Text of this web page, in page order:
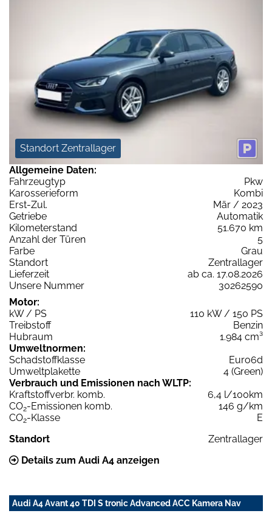
Standort Zentrallager
Allgemeine Daten:
Fahrzeugtyp
Pkw
Karosserieform
Kombi
Erst-Zul.
Mär / 2023
Getriebe
Automatik
Kilometerstand
51.670 km
Anzahl der Türen
5
Farbe
Grau
Standort
Zentrallager
Lieferzeit
ab ca. 17.08.2026
Unsere Nummer
30262590
Motor:
kW / PS
110 kW / 150 PS
Treibstoff
Benzin
Hubraum
1.984 cm³
Umweltnormen:
Schadstoffklasse
Euro6d
Umweltplakette
4 (Green)
Verbrauch und Emissionen nach WLTP:
Kraftstoffverbr. komb.
6,4 l/100km
CO2-Emissionen komb.
146 g/km
CO2-Klasse
E
Standort
Zentrallager
Details zum Audi A4 anzeigen
Audi A4 Avant 40 TDI S tronic Advanced ACC Kamera Nav